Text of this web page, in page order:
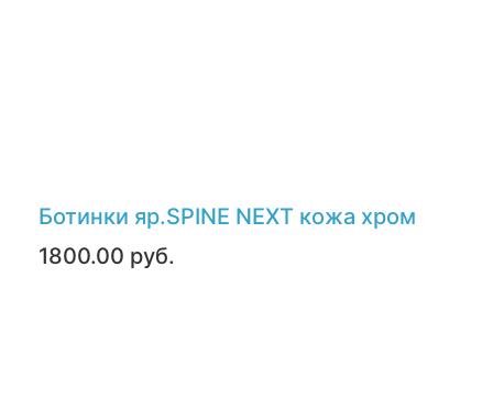
Ботинки яр.SPINE NEXT кожа хром
1800.00 руб.